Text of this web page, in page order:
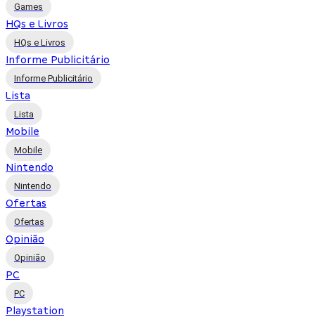
Games
HQs e Livros
HQs e Livros
Informe Publicitário
Informe Publicitário
Lista
Lista
Mobile
Mobile
Nintendo
Nintendo
Ofertas
Ofertas
Opinião
Opinião
PC
PC
Playstation